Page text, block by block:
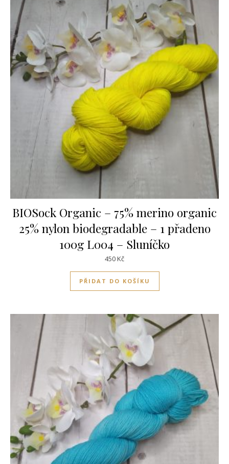
BIOSock Organic – 75% merino organic
25% nylon biodegradable – 1 přadeno
100g L004 – Sluníčko
450Kč
PŘIDAT DO KOŠÍKU